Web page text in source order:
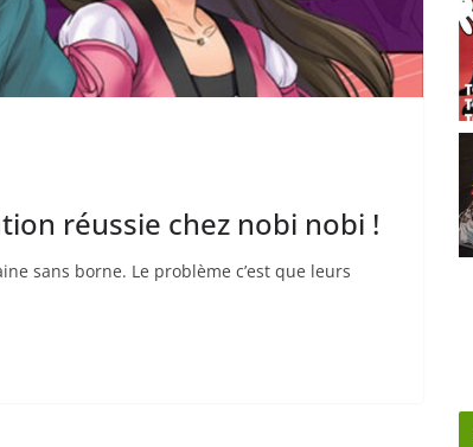
réussie chez nobi nobi !
sans borne. Le problème c’est que leurs